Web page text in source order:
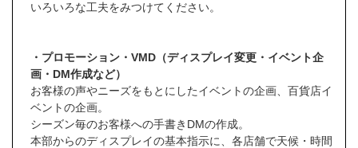
いろいろな工夫をみつけてください。
・プロモーション・VMD（ディスプレイ変更・イベント企
画・DM作成など）
お客様の声やニーズをもとにしたイベントの企画、百貨店イ
ベントの企画。
シーズン毎のお客様への手書きDMの作成。
本部からのディスプレイの基本指示に、各店舗で天候・時間